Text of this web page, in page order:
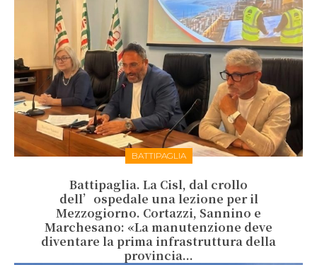
BATTIPAGLIA
Battipaglia. La Cisl, dal crollo
dell’ospedale una lezione per il
Mezzogiorno. Cortazzi, Sannino e
Marchesano: «La manutenzione deve
diventare la prima infrastruttura della
provincia...